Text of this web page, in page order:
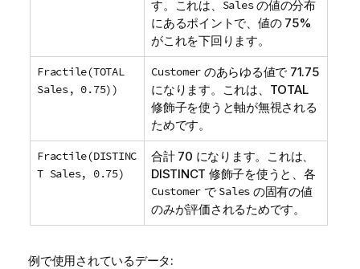
す。これは、 Salesの値の分布
にあるポイントで、値の 75%
がこれを下回ります。
Fractile(TOTAL
Sales, 0.75))
Customer のあらゆる値で 71.75
になります。これは、 TOTAL
修飾子を使うと軸が無視される
ためです。
Fractile(DISTINC
T Sales, 0.75)
合計 70 になります。これは、
DISTINCT 修飾子を使うと、各
Customer で Sales の固有の値
のみが評価されるためです。
例で使用されているデータ: